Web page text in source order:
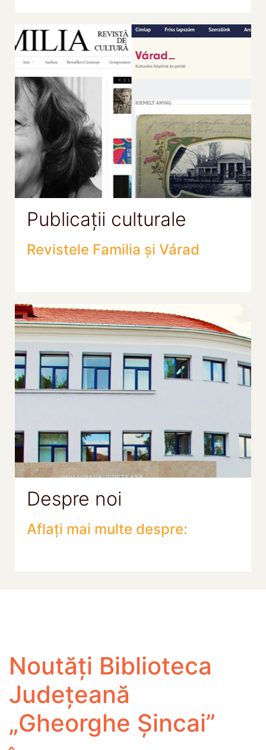
Publicații culturale
Revistele Familia și Várad
Despre noi
Aflați mai multe despre:
Noutăți Biblioteca
Județeană
„Gheorghe Șincai”